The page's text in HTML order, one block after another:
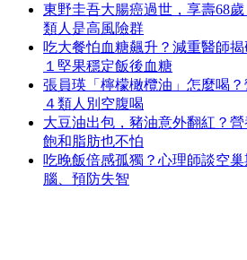
東野圭吾大腸癌過世，享壽68
類人是高風險群
吃大餐怕血糖飆升？減重醫師
１堅果穩定飯後血糖
張員瑛「檸檬橄欖油」怎麼喝
４類人別空腹喝
大豆油出包，豬油意外翻紅？營
飽和脂肪也不怕
吃晚飯倍感孤獨？心理師談空
腦、預防失智